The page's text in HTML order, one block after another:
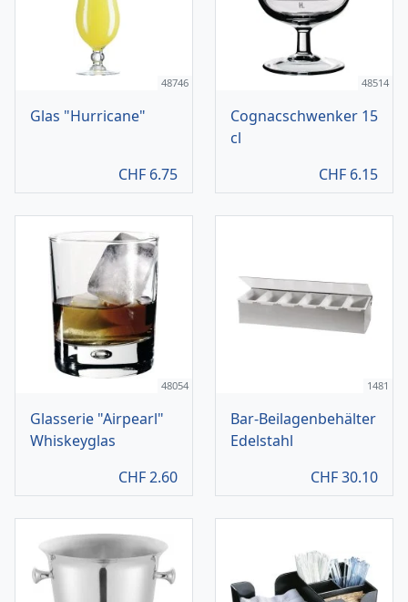
48746
Glas "Hurricane"
CHF 6.75
48514
Cognacschwenker 15
cl
CHF 6.15
48054
Glasserie "Airpearl"
Whiskeyglas
CHF2.60
1481
Bar-Beilagenbehälter
Edelstahl
CHF30.10